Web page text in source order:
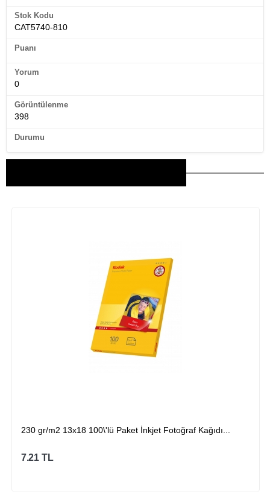
Stok Kodu
CAT5740-810
Puanı
Yorum
0
Görüntülenme
398
Durumu
230 gr/m2 13x18 100\'lü Paket İnkjet Fotoğraf Kağıdı...
7.21 TL